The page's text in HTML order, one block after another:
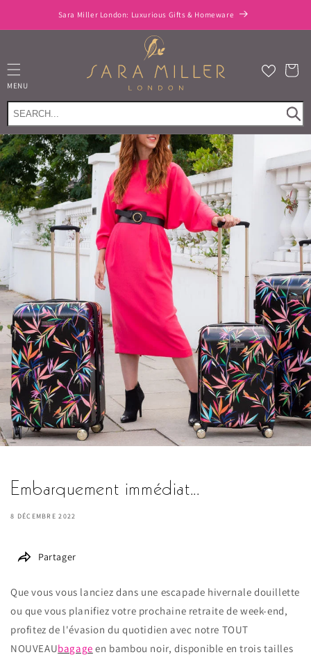
au
Sara Miller London: Luxurious Gifts & Homeware
MENU
Panier
Embarquement immédiat...
8 DÉCEMBRE 2022
Partager
Que vous vous lanciez dans une escapade hivernale douillette
ou que vous planifiez votre prochaine retraite de week-end,
profitez de l'évasion du quotidien avec notre TOUT
NOUVEAUbagage en bambou noir, disponible en trois tailles